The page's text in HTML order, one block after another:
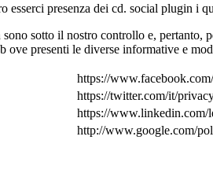
esserci presenza dei cd. social plugin i
sotto il nostro controllo e,
presenti le diverse informative e
https://
https://twitter.com/it/
https://www.linkedin.com/
http://www.google.com/